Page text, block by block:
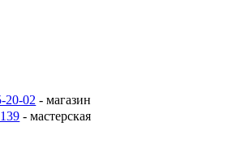
20-02 - магазин
- мастерская